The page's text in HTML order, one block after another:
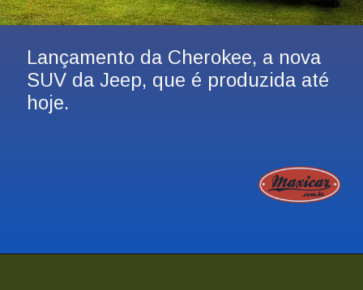
Lançamento da Cherokee, a nova
SUV da Jeep, que é produzida até
hoje.